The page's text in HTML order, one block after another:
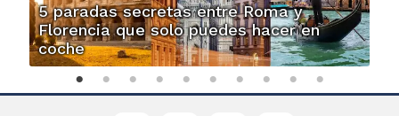
5 paradas secretas entre Roma y
Florencia que solo puedes hacer en
coche